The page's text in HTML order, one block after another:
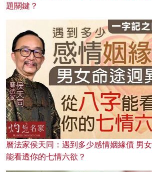
題關鍵？
曆法家侯天同：遇到多少感情姻緣債 男
能看透你的七情六欲？